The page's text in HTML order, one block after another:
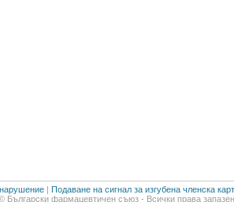
| Подаване на сигнал за изгубена членска
Български фармацевтичен съюз - Всички права